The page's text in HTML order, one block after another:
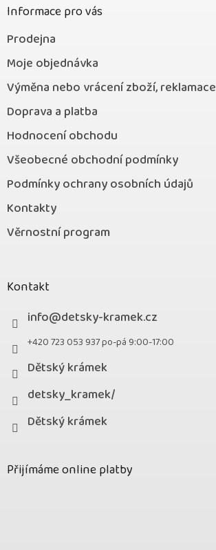
Informace pro vás
Prodejna
Moje objednávka
Výměna nebo vrácení zboží, reklamace
Doprava a platba
Hodnocení obchodu
Všeobecné obchodní podmínky
Podmínky ochrany osobních údajů
Kontakty
Věrnostní program
Kontakt
info@detsky-kramek.cz
+420 723 053 937 po-pá 9:00-17:00
Dětský krámek
detsky_kramek/
Dětský krámek
Přijímáme online platby